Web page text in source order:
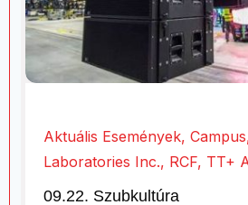
Aktuális Események, Campus
Laboratories Inc., RCF, TT+
09.22. Szubkultúra